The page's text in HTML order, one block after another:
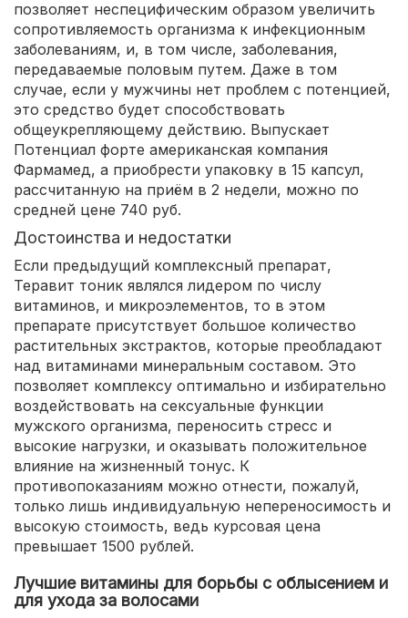
позволяет неспецифическим образом увеличить
сопротивляемость организма к инфекционным
заболеваниям, и, в том числе, заболевания,
передаваемые половым путем. Даже в том
случае, если у мужчины нет проблем с потенцией,
это средство будет способствовать
общеукрепляющему действию. Выпускает
Потенциал форте американская компания
Фармамед, а приобрести упаковку в 15 капсул,
рассчитанную на приём в 2 недели, можно по
средней цене 740 руб.
Достоинства и недостатки
Если предыдущий комплексный препарат,
Теравит тоник являлся лидером по числу
витаминов, и микроэлементов, то в этом
препарате присутствует большое количество
растительных экстрактов, которые преобладают
над витаминами минеральным составом. Это
позволяет комплексу оптимально и избирательно
воздействовать на сексуальные функции
мужского организма, переносить стресс и
высокие нагрузки, и оказывать положительное
влияние на жизненный тонус. К
противопоказаниям можно отнести, пожалуй,
только лишь индивидуальную непереносимость и
высокую стоимость, ведь курсовая цена
превышает 1500 рублей.
Лучшие витамины для борьбы с облысением и
для ухода за волосами